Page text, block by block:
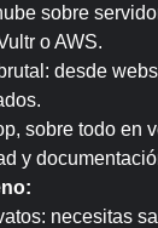
sobre
o AWS.
desde
sobre todo en
y
necesitas